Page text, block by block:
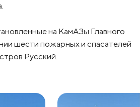
на КамАЗы Главного
шести пожарных и спасателей
Русский.